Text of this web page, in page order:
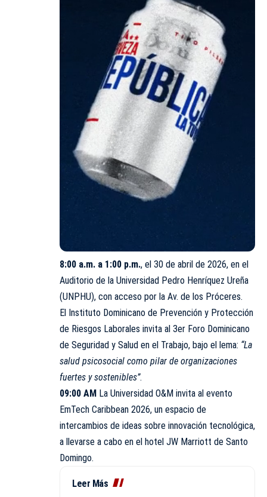
8:00 a.m. a 1:00 p.m., el 30 de abril de 2026, en el
Auditorio de la Universidad Pedro Henríquez Ureña
(UNPHU), con acceso por la Av. de los Próceres.
El Instituto Dominicano de Prevención y Protección
de Riesgos Laborales invita al 3er Foro Dominicano
de Seguridad y Salud en el Trabajo, bajo el lema: “La
salud psicosocial como pilar de organizaciones
fuertes y sostenibles”.
09:00 AM La Universidad O&M invita al evento
EmTech Caribbean 2026, un espacio de
intercambios de ideas sobre innovación tecnológica,
a llevarse a cabo en el hotel JW Marriott de Santo
Domingo.
Leer Más